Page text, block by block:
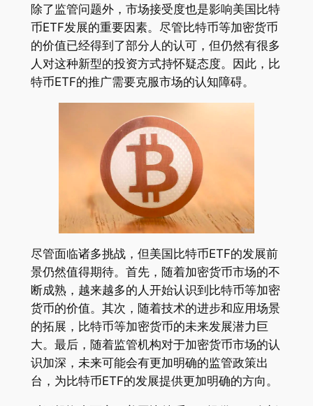
除了监管问题外，市场接受度也是影响美国比特
币ETF发展的重要因素。尽管比特币等加密货币
的价值已经得到了部分人的认可，但仍然有很多
人对这种新型的投资方式持怀疑态度。因此，比
特币ETF的推广需要克服市场的认知障碍。
尽管面临诸多挑战，但美国比特币ETF的发展前
景仍然值得期待。首先，随着加密货币市场的不
断成熟，越来越多的人开始认识到比特币等加密
货币的价值。其次，随着技术的进步和应用场景
的拓展，比特币等加密货币的未来发展潜力巨
大。最后，随着监管机构对于加密货币市场的认
识加深，未来可能会有更加明确的监管政策出
台，为比特币ETF的发展提供更加明确的方向。